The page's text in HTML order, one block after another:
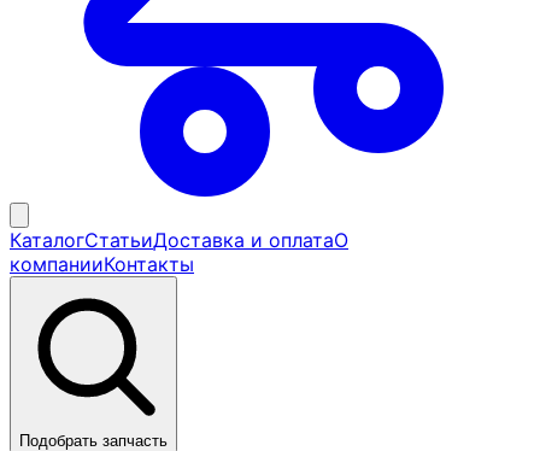
КаталогСтатьиДоставка и оплатаО
компанииКонтакты
Подобрать запчасть